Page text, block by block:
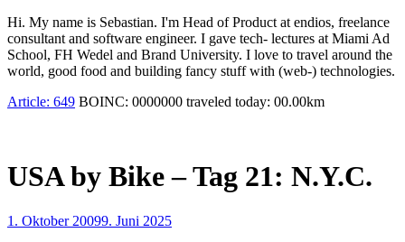
Hi. My name is Sebastian. I'm Head of Product at endios, freelance
consultant and software engineer. I gave tech- lectures at Miami Ad
School, FH Wedel and Brand University. I love to travel around the
world, good food and building fancy stuff with (web-) technologies.
Article: 649 BOINC: 0000000 traveled today: 00.00km
USA by Bike – Tag 21: N.Y.C.
1. Oktober 20099. Juni 2025